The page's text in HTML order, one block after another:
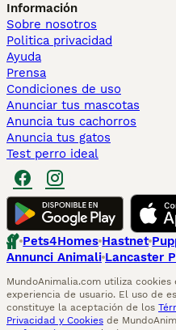
Información
Sobre nosotros
Politica privacidad
Ayuda
Prensa
Condiciones de uso
Anunciar tus mascotas
Anuncia tus cachorros
Anuncia tus gatos
Test perro ideal
Pets4Homes Hastnet
Annunci Animali Lancaster
MundoAnimalia.com utiliza
experiencia de usuario. El uso de
constituye la aceptación de los
Privacidad y Cookies de